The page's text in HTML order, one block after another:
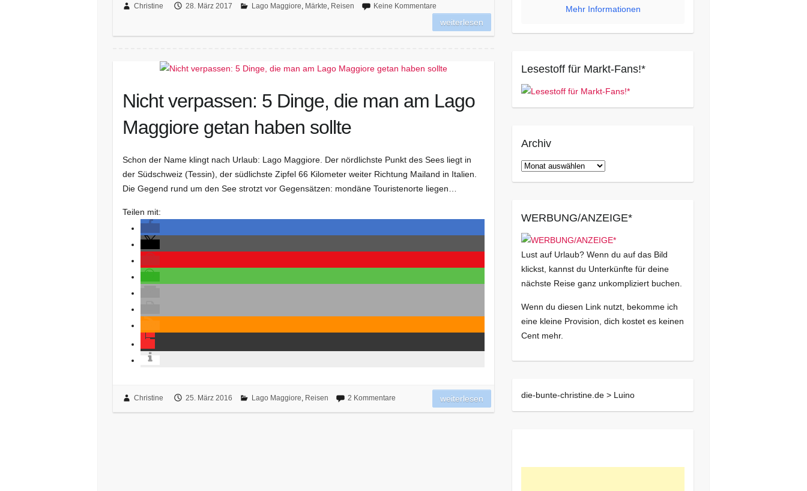
Christine 28. März 2017 Lago Maggiore, Märkte, Reisen Keine Kommentare
weiterlesen
Nicht verpassen: 5 Dinge, die man am Lago
Maggiore getan haben sollte
Schon der Name klingt nach Urlaub: Lago Maggiore. Der nördlichste Punkt des Sees liegt in
der Südschweiz (Tessin), der südlichste Zipfel 66 Kilometer weiter Richtung Mailand in Italien.
Die Gegend rund um den See strotzt vor Gegensätzen: mondäne Touristenorte liegen…
Teilen mit:
Christine 25. März 2016 Lago Maggiore, Reisen 2 Kommentare weiterlesen
Mehr Informationen
Lesestoff für Markt-Fans!*
Archiv
Archiv
WERBUNG/ANZEIGE*
Lust auf Urlaub? Wenn du auf das Bild
klickst, kannst du Unterkünfte für deine
nächste Reise ganz unkompliziert buchen.
Wenn du diesen Link nutzt, bekomme ich
eine kleine Provision, dich kostet es keinen
Cent mehr.
die-bunte-christine.de > Luino